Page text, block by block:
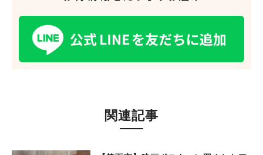
関連記事
人気のキーワード
#今週どこいく？